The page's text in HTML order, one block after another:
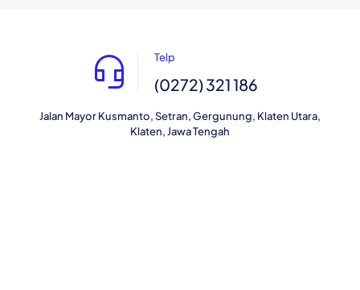
Telp
(0272) 321 186
Jalan Mayor Kusmanto, Setran, Gergunung, Klaten Utara,
Klaten, Jawa Tengah